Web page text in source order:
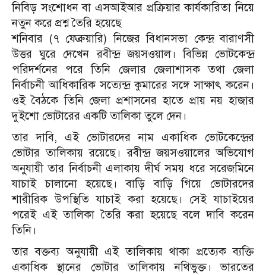
নিবিড় সংশোধন বা এসআইআর প্রক্রিয়ার কার্যকারিতা নিয়ে
নতুন করে প্রশ্ন তৈরি হয়েছে
শনিবার (৭ ফেব্রুয়ারি) নিজের বিধানসভা কেন্দ্র বারাণসী
উত্তর ঘুরে দেখেন রবীন্দ্র জয়সওয়াল। বিভিন্ন ভোটকেন্দ্র
পরিদর্শনের পরে তিনি জেলার জেলাশাসক তথা জেলা
নির্বাচনী আধিকারিক সত্যেন্দ্র কুমারের সঙ্গে সাক্ষাৎ করেন।
ওই বৈঠকে তিনি জেলা প্রশাসনের হাতে প্রায় নয় হাজার
দুইশো ভোটারের একটি তালিকা তুলে দেন।
তার দাবি, এই ভোটারদের নাম একাধিক ভোটকেন্দ্রের
ভোটার তালিকায় রয়েছে। রবীন্দ্র জয়সওয়ালের অভিযোগ
অনুযায়ী তার নির্বাচনী এলাকায় দীর্ঘ সময় ধরে সরেজমিনে
যাচাই চালানো হয়েছে। বাড়ি বাড়ি গিয়ে ভোটারদের
শারীরিক উপস্থিতি যাচাই করা হয়েছে। সেই যাচাইয়ের
পরেই এই তালিকা তৈরি করা হয়েছে বলে দাবি করেন
তিনি।
তার বক্তব্য অনুযায়ী এই তালিকায় থাকা প্রত্যেক ব্যক্তি
একাধিক স্থানের ভোটার তালিকায় নথিভুক্ত। ভারতের